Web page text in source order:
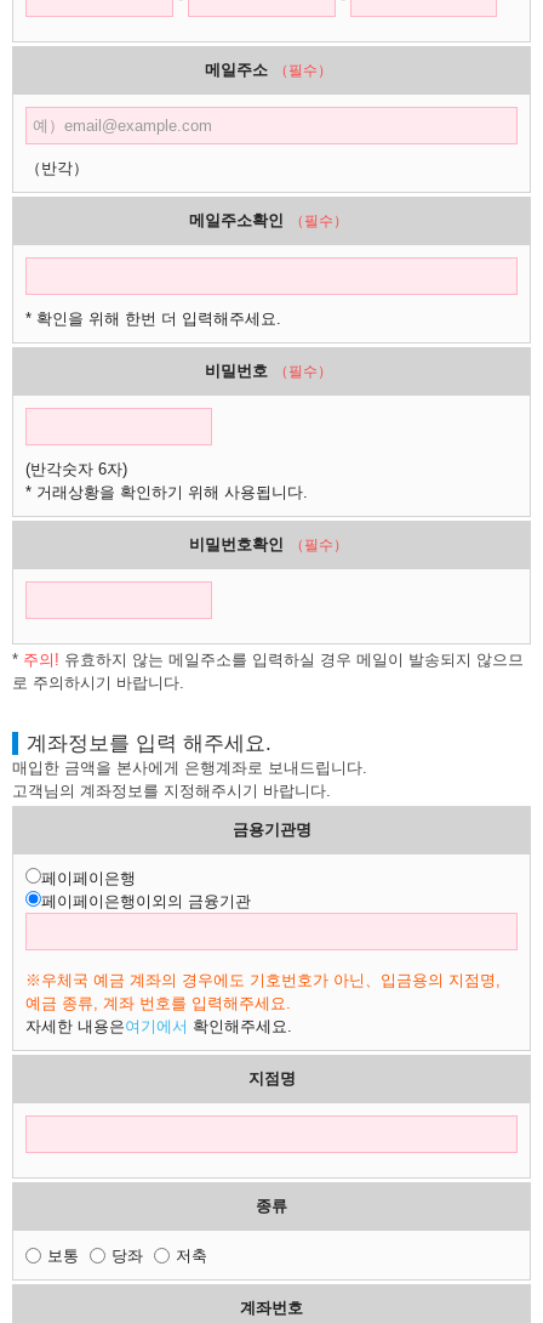
메일주소 （필수）
（반각）
메일주소확인 （필수）
* 확인을 위해 한번 더 입력해주세요.
비밀번호 （필수）
(반각숫자 6자)
* 거래상황을 확인하기 위해 사용됩니다.
비밀번호확인 （필수）
* 주의! 유효하지 않는 메일주소를 입력하실 경우 메일이 발송되지 않으므
로 주의하시기 바랍니다.
계좌정보를 입력 해주세요.
매입한 금액을 본사에게 은행계좌로 보내드립니다.
고객님의 계좌정보를 지정해주시기 바랍니다.
금용기관명
페이페이은행
페이페이은행이외의 금융기관
※우체국 예금 계좌의 경우에도 기호번호가 아닌、입금용의 지점명,
예금 종류, 계좌 번호를 입력해주세요.
자세한 내용은여기에서 확인해주세요.
지점명
종류
보통 당좌 저축
계좌번호